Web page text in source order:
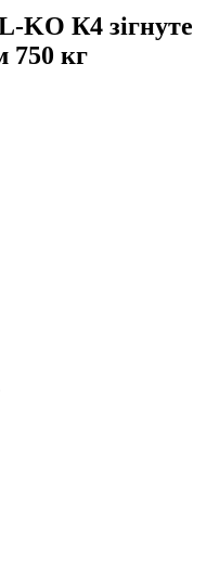
KO К4 зігнуте
750 кг